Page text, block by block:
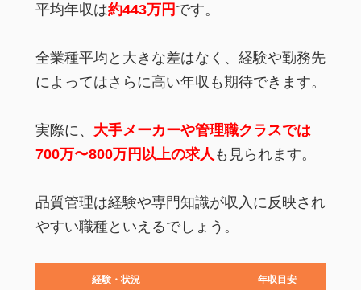
平均年収は約443万円 です。
全業種平均と大きな差はなく、経験や勤務先
によってはさらに高い年収も期待できます。
実際に、 大手メーカーや管理職クラスでは
700万〜800万円以上の求人 も見られます。
品質管理は経験や専門知識が収入に反映され
やすい職種といえるでしょう。
経験・状況 年収目安